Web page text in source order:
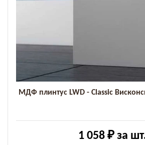
МДФ плинтус LWD - Classic
1 058 ₽ за